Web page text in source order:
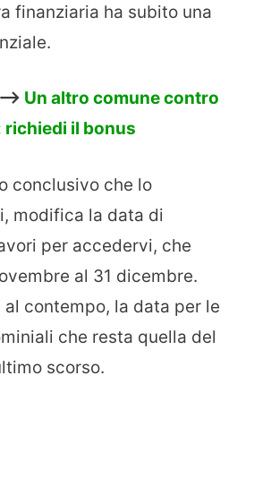
finanziaria ha subito una
Un altro comune contro
richiedi il bonus
conclusivo che lo
modifica la data di
per accedervi, che
al 31 dicembre.
al contempo, la data per le
che resta quella del
scorso.